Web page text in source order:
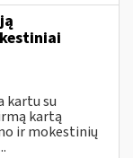
kartu su
kartą
ir mokestinių